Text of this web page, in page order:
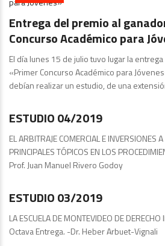
Entrega del premio al
Concurso Académico para
El día lunes 15 de julio tuvo lugar la
«Primer Concurso Académico para
debían realizar un estudio, de una
Publicaciones
ESTUDIO 04/2019
EL ARBITRAJE COMERCIAL E INVERSIONES
PRINCIPALES TÓPICOS EN LOS
Prof. Juan Manuel Rivero Godoy
Publicaciones
ESTUDIO 03/2019
LA ESCUELA DE MONTEVIDEO DE
Octava Entrega. -Dr. Heber Arbuet-Vignali